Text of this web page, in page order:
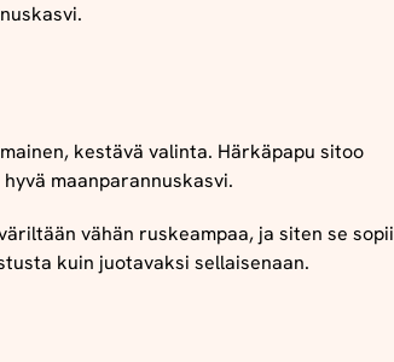
kestävä valinta. Härkäpapu sitoo
maanparannuskasvi.
vähän ruskeampaa, ja siten se sopii
kuin juotavaksi sellaisenaan.